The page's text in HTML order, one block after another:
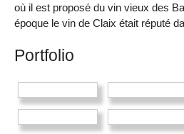
où il est proposé du vin vieux des
époque le vin de Claix était réputé
Portfolio